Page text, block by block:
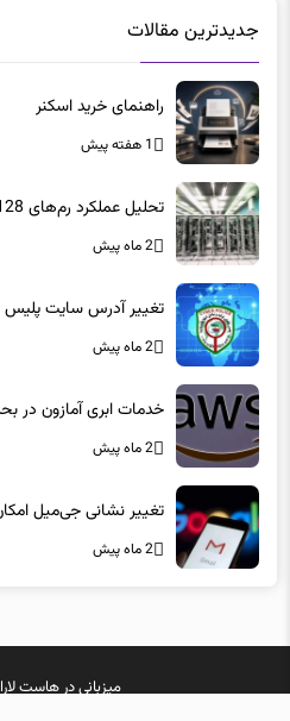
جدیدترین مقالات
راهنمای خرید اسکنر
1 هفته پیش
تحلیل عملکرد رم‌های 128 گیگابایت در بارهای سنگین
2 ماه پیش
تغییر آدرس سایت پلیس
2 ماه پیش
خدمات ابری آمازون در
2 ماه پیش
تغییر نشانی جی‌میل
2 ماه پیش
میزبانی درهاست